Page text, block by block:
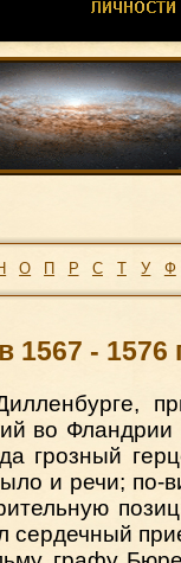
О П Р С Т У Ф
- 1576
во
грозный
и речи; по-
сердечный